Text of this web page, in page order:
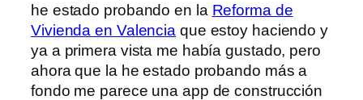
he estado probando en la Reforma de
Vivienda en Valencia que estoy haciendo y
ya a primera vista me había gustado, pero
ahora que la he estado probando más a
fondo me parece una app de construcción